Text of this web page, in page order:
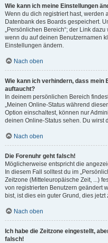
Wie kann ich meine Einstellungen
Wenn du dich registriert hast, werden
Datenbank des Boards gespeichert.
„Persönlichen Bereich“; der Link
wenn du auf deinen Benutzernamen
Einstellungen ändern.
Nach oben
Wie kann ich verhindern, dass mein
auftaucht?
In deinem persönlichen Bereich
„Meinen Online-Status während
Option einschaltest, können nur
deinen Online-Status sehen. Du wirst
Nach oben
Die Forenuhr geht falsch!
Möglicherweise entspricht die
In diesem Fall solltest du im
Zeitzone (Mitteleuropäische Zeit, ...)
von registrierten Benutzern geändert
bist, ist dies ein guter Grund, dies jetzt
Nach oben
Ich habe die Zeitzone eingestellt,
falsch!